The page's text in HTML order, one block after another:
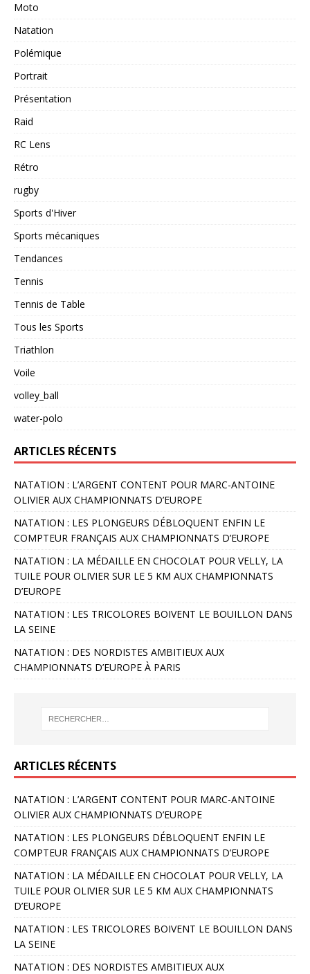
Moto
Natation
Polémique
Portrait
Présentation
Raid
RC Lens
Rétro
rugby
Sports d'Hiver
Sports mécaniques
Tendances
Tennis
Tennis de Table
Tous les Sports
Triathlon
Voile
volley_ball
water-polo
ARTICLES RÉCENTS
NATATION : L’ARGENT CONTENT POUR MARC-ANTOINE
OLIVIER AUX CHAMPIONNATS D’EUROPE
NATATION : LES PLONGEURS DÉBLOQUENT ENFIN LE
COMPTEUR FRANÇAIS AUX CHAMPIONNATS D’EUROPE
NATATION : LA MÉDAILLE EN CHOCOLAT POUR VELLY, LA
TUILE POUR OLIVIER SUR LE 5 KM AUX CHAMPIONNATS
D’EUROPE
NATATION : LES TRICOLORES BOIVENT LE BOUILLON DANS
LA SEINE
NATATION : DES NORDISTES AMBITIEUX AUX
CHAMPIONNATS D’EUROPE À PARIS
ARTICLES RÉCENTS
NATATION : L’ARGENT CONTENT POUR MARC-ANTOINE
OLIVIER AUX CHAMPIONNATS D’EUROPE
NATATION : LES PLONGEURS DÉBLOQUENT ENFIN LE
COMPTEUR FRANÇAIS AUX CHAMPIONNATS D’EUROPE
NATATION : LA MÉDAILLE EN CHOCOLAT POUR VELLY, LA
TUILE POUR OLIVIER SUR LE 5 KM AUX CHAMPIONNATS
D’EUROPE
NATATION : LES TRICOLORES BOIVENT LE BOUILLON DANS
LA SEINE
NATATION : DES NORDISTES AMBITIEUX AUX